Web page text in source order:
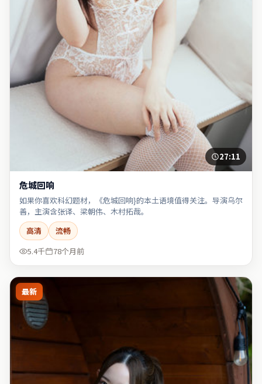
27:11
危城回响
如果你喜欢科幻题材，《危城回响}的本土语境值得关注。导演乌尔
善，主演含张译、梁朝伟、木村拓哉。
高清
流畅
5.4千
78个月前
最新